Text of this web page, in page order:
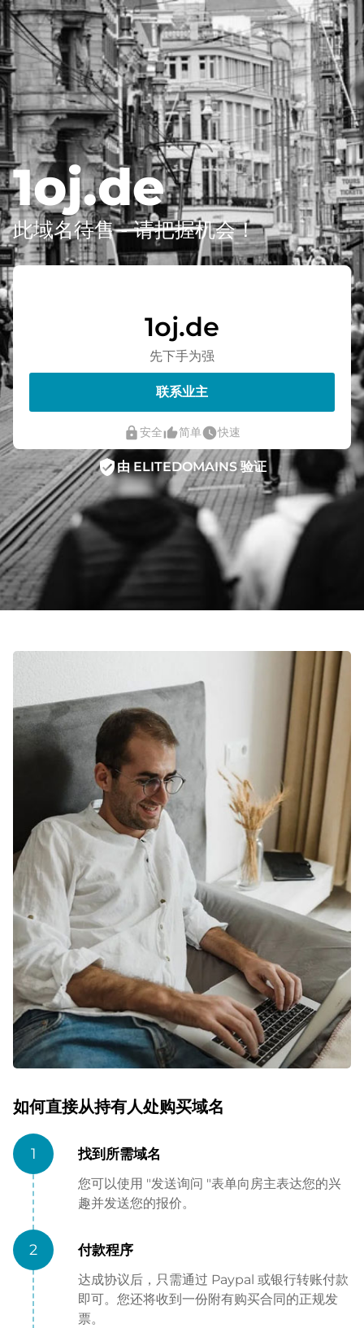
1oj.de
此域名待售 - 请把握机会！
1oj.de
先下手为强
联系业主
lock安全thumb_up_alt简单watch_later快速
verified_user由 ELITEDOMAINS 验证
如何直接从持有人处购买域名
1 找到所需域名
您可以使用 "发送询问 "表单向房主表达您的兴
趣并发送您的报价。
2 付款程序
达成协议后，只需通过 Paypal 或银行转账付款
即可。您还将收到一份附有购买合同的正规发
票。